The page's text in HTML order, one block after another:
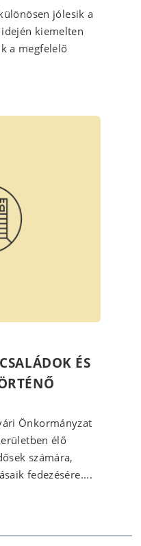
jólesik a
kiemelten
a megfelelő
ÉS
Önkormányzat
élő
számára,
fedezésére....